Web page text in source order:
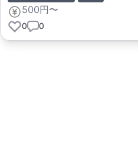
500円〜
0 0